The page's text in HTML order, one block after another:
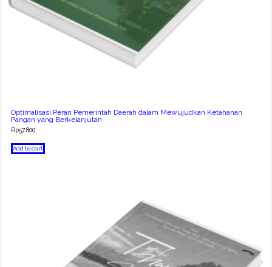
Optimalisasi Peran Pemerintah Daerah dalam Mewujudkan Ketahanan
Pangan yang Berkelanjutan
Rp57.800
Add to cart